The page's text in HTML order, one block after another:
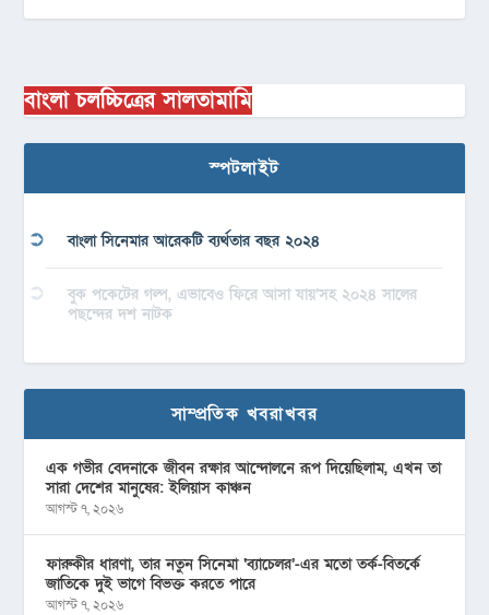
বাংলা চলচ্চিত্রের সালতামামি
স্পটলাইট
বাংলা সিনেমার আরেকটি ব্যর্থতার বছর ২০২৪
বুক পকেটের গল্প, এভাবেও ফিরে আসা যায়’সহ ২০২৪ সালের
পছন্দের দশ নাটক
সাম্প্রতিক খবরাখবর
এক গভীর বেদনাকে জীবন রক্ষার আন্দোলনে রূপ দিয়েছিলাম, এখন তা
সারা দেশের মানুষের: ইলিয়াস কাঞ্চন
আগস্ট ৭, ২০২৬
ফারুকীর ধারণা, তার নতুন সিনেমা ‘ব্যাচেলর’-এর মতো তর্ক-বিতর্কে
জাতিকে দুই ভাগে বিভক্ত করতে পারে
আগস্ট ৭, ২০২৬